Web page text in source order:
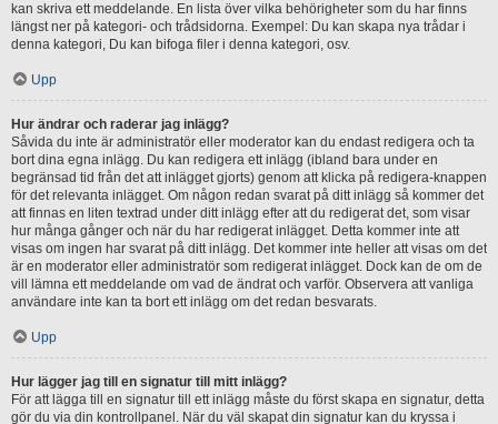
kan skriva ett meddelande. En lista över vilka behörigheter som du har finns
längst ner på kategori- och trådsidorna. Exempel: Du kan skapa nya trådar i
denna kategori, Du kan bifoga filer i denna kategori, osv.
Upp
Hur ändrar och raderar jag inlägg?
Såvida du inte är administratör eller moderator kan du endast redigera och ta
bort dina egna inlägg. Du kan redigera ett inlägg (ibland bara under en
begränsad tid från det att inlägget gjorts) genom att klicka på redigera-knappen
för det relevanta inlägget. Om någon redan svarat på ditt inlägg så kommer det
att finnas en liten textrad under ditt inlägg efter att du redigerat det, som visar
hur många gånger och när du har redigerat inlägget. Detta kommer inte att
visas om ingen har svarat på ditt inlägg. Det kommer inte heller att visas om det
är en moderator eller administratör som redigerat inlägget. Dock kan de om de
vill lämna ett meddelande om vad de ändrat och varför. Observera att vanliga
användare inte kan ta bort ett inlägg om det redan besvarats.
Upp
Hur lägger jag till en signatur till mitt inlägg?
För att lägga till en signatur till ett inlägg måste du först skapa en signatur, detta
gör du via din kontrollpanel. När du väl skapat din signatur kan du kryssa i